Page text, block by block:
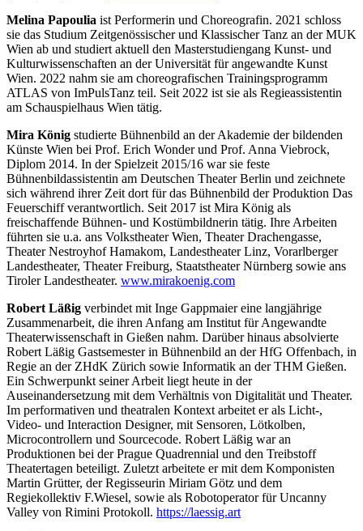
Melina Papoulia ist Performerin und Choreografin. 2021 schloss
sie das Studium Zeitgenössischer und Klassischer Tanz an der MUK
Wien ab und studiert aktuell den Masterstudiengang Kunst- und
Kulturwissenschaften an der Universität für angewandte Kunst
Wien. 2022 nahm sie am choreografischen Trainingsprogramm
ATLAS von ImPulsTanz teil. Seit 2022 ist sie als Regieassistentin
am Schauspielhaus Wien tätig.
Mira König studierte Bühnenbild an der Akademie der bildenden
Künste Wien bei Prof. Erich Wonder und Prof. Anna Viebrock,
Diplom 2014. In der Spielzeit 2015/16 war sie feste
Bühnenbildassistentin am Deutschen Theater Berlin und zeichnete
sich während ihrer Zeit dort für das Bühnenbild der Produktion Das
Feuerschiff verantwortlich. Seit 2017 ist Mira König als
freischaffende Bühnen- und Kostümbildnerin tätig. Ihre Arbeiten
führten sie u.a. ans Volkstheater Wien, Theater Drachengasse,
Theater Nestroyhof Hamakom, Landestheater Linz, Vorarlberger
Landestheater, Theater Freiburg, Staatstheater Nürnberg sowie ans
Tiroler Landestheater. www.mirakoenig.com
Robert Läßig verbindet mit Inge Gappmaier eine langjährige
Zusammenarbeit, die ihren Anfang am Institut für Angewandte
Theaterwissenschaft in Gießen nahm. Darüber hinaus absolvierte
Robert Läßig Gastsemester in Bühnenbild an der HfG Offenbach, in
Regie an der ZHdK Zürich sowie Informatik an der THM Gießen.
Ein Schwerpunkt seiner Arbeit liegt heute in der
Auseinandersetzung mit dem Verhältnis von Digitalität und Theater.
Im performativen und theatralen Kontext arbeitet er als Licht-,
Video- und Interaction Designer, mit Sensoren, Lötkolben,
Microcontrollern und Sourcecode. Robert Läßig war an
Produktionen bei der Prague Quadrennial und den Treibstoff
Theatertagen beteiligt. Zuletzt arbeitete er mit dem Komponisten
Martin Grütter, der Regisseurin Miriam Götz und dem
Regiekollektiv F.Wiesel, sowie als Robotoperator für Uncanny
Valley von Rimini Protokoll. https://laessig.art